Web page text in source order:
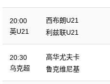
20:00
英U21
西布朗U21
利兹联U21
20:30
乌克超
高华尤夫卡
鲁克维尼基